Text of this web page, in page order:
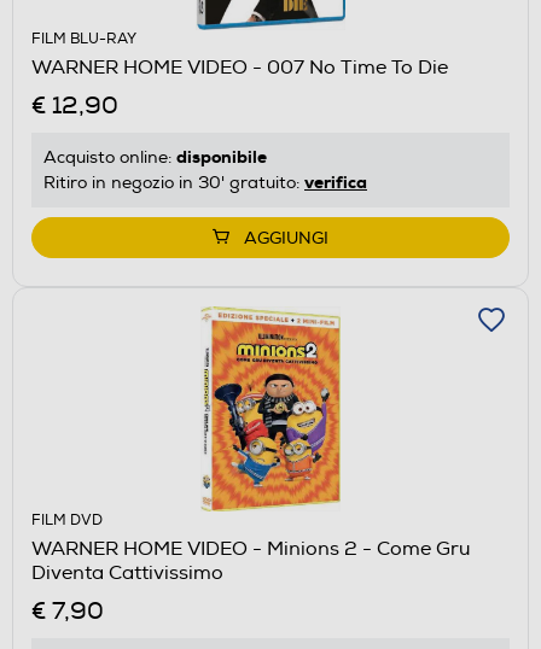
FILM BLU-RAY
WARNER HOME VIDEO - 007 No Time To Die
€ 12,90
Acquisto online: disponibile
Ritiro in negozio in 30' gratuito: verifica
AGGIUNGI
FILM DVD
WARNER HOME VIDEO - Minions 2 - Come Gru
Diventa Cattivissimo
€ 7,90